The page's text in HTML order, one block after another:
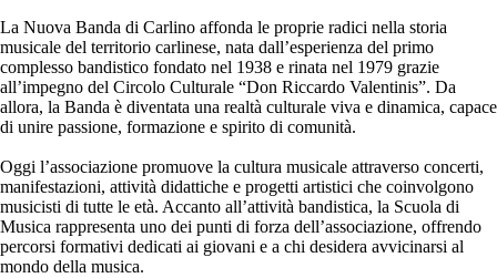
La Nuova Banda di Carlino affonda le proprie radici nella storia
musicale del territorio carlinese, nata dall’esperienza del primo
complesso bandistico fondato nel 1938 e rinata nel 1979 grazie
all’impegno del Circolo Culturale “Don Riccardo Valentinis”. Da
allora, la Banda è diventata una realtà culturale viva e dinamica, capace
di unire passione, formazione e spirito di comunità.
Oggi l’associazione promuove la cultura musicale attraverso concerti,
manifestazioni, attività didattiche e progetti artistici che coinvolgono
musicisti di tutte le età. Accanto all’attività bandistica, la Scuola di
Musica rappresenta uno dei punti di forza dell’associazione, offrendo
percorsi formativi dedicati ai giovani e a chi desidera avvicinarsi al
mondo della musica.